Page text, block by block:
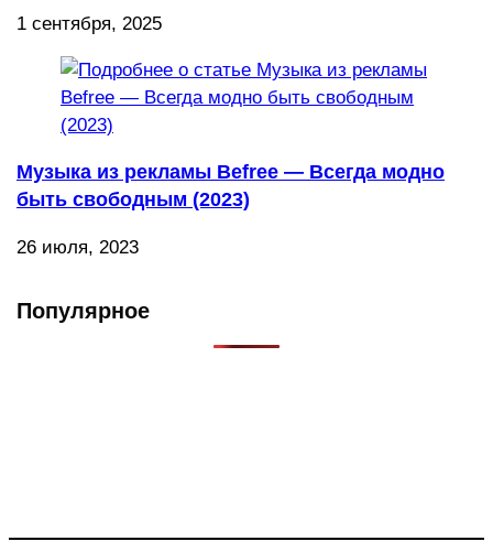
1 сентября, 2025
Музыка из рекламы Befree — Всегда модно
быть свободным (2023)
26 июля, 2023
Популярное